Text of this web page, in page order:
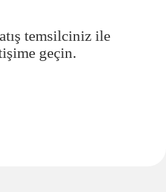
temsilciniz ile
geçin.